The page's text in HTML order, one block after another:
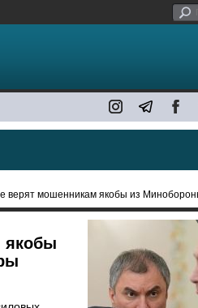
верят мошенникам якобы из
якобы